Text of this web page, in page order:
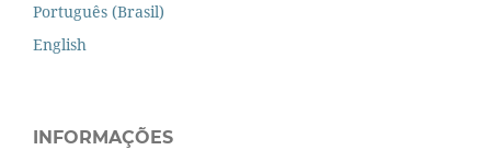
Português (Brasil)
English
INFORMAÇÕES